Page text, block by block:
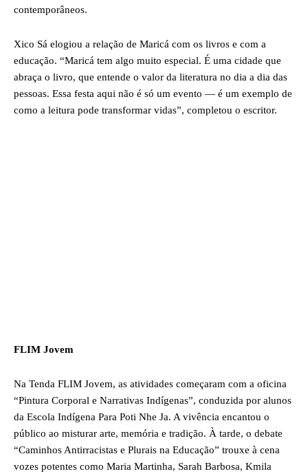
contemporâneos.
Xico Sá elogiou a relação de Maricá com os livros e com a
educação. “Maricá tem algo muito especial. É uma cidade que
abraça o livro, que entende o valor da literatura no dia a dia das
pessoas. Essa festa aqui não é só um evento — é um exemplo de
como a leitura pode transformar vidas”, completou o escritor.
FLIM Jovem
Na Tenda FLIM Jovem, as atividades começaram com a oficina
“Pintura Corporal e Narrativas Indígenas”, conduzida por alunos
da Escola Indígena Para Poti Nhe Ja. A vivência encantou o
público ao misturar arte, memória e tradição. À tarde, o debate
“Caminhos Antirracistas e Plurais na Educação” trouxe à cena
vozes potentes como Maria Martinha, Sarah Barbosa, Kmila